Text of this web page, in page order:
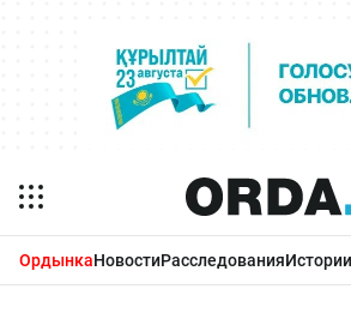
ОрдынкаНовостиРасследованияИстории